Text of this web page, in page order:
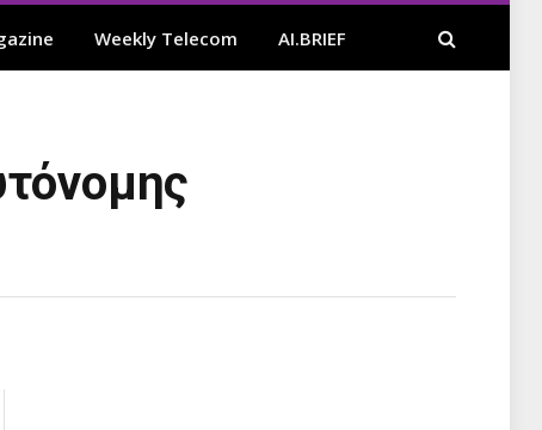
Weekly Telecom AI.BRIEF